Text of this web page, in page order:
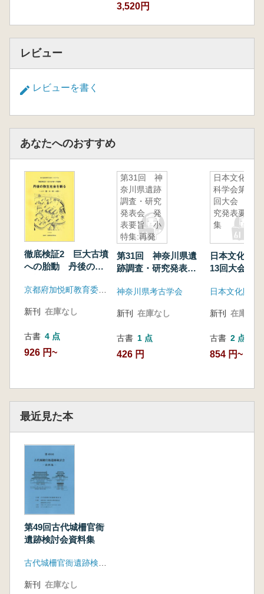
3,520円
レビュー
レビューを書く
あなたへのおすすめ
徹底検証2 巨大古墳
への胎動 丹後の弥
ラ・墓・玉・土器
新刊 在庫なし
古書 4 点
926 円~
第31回 神
奈川県遺跡
調査・研究
発表会 発
表要旨 小
特集:再発
の古墳
第31回 神奈川県遺
跡調査・研究発表
集:再発見 神奈川の
神奈川県考古学会
新刊 在庫なし
古書 1 点
426 円
日本文化財
科学会第13
回大会 研
究発表要旨
集
日本文化財
13回大会 研
日本文化財科
新刊 在庫なし
古書 2 点
854 円~
最近見た本
第49回古代城柵官衙
遺跡検討会資料集
新刊 在庫なし